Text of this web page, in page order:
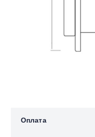
Оплата